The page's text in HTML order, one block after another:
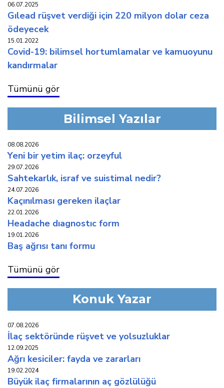
06.07.2025
gilead rüşvet verdi̇ği̇ i̇çi̇n 220 mi̇lyon dolar ceza
ödeyecek
15.01.2022
covi̇d-19: bi̇li̇msel hortumlamalar ve kamuoyunu
kandirmalar
Tümünü gör
Bilimsel Yazılar
08.08.2026
yeni̇ bi̇r yeti̇m i̇laç: orzeyful
29.07.2026
sahtekarlık, i̇sraf ve suistimal nedir?
24.07.2026
kaçinilmasi gereken i̇laçlar
22.01.2026
headache diagnostic form
19.01.2026
baş ağrisi tani formu
Tümünü gör
Konuk Yazar
07.08.2026
i̇laç sektöründe rüşvet ve yolsuzluklar
12.09.2025
ağri kesi̇ci̇ler: fayda ve zararlari
19.02.2024
büyük i̇laç fi̇rmalarinin aç gözlülüğü